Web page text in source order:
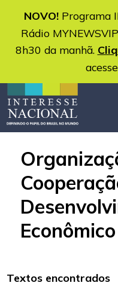
NOVO!Programa
Rádio
8h30 da manhã.
Textos encontrados